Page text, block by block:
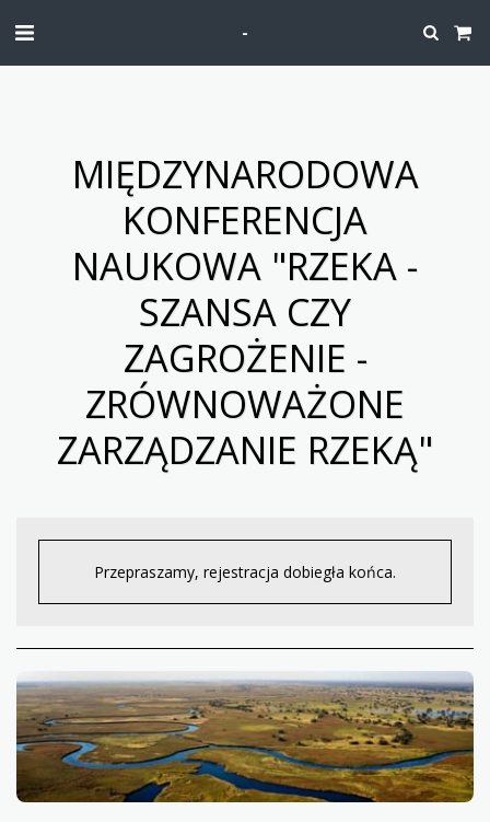
-
MIĘDZYNARODOWA
KONFERENCJA
NAUKOWA "RZEKA -
SZANSA CZY
ZAGROŻENIE -
ZRÓWNOWAŻONE
ZARZĄDZANIE RZEKĄ"
Przepraszamy, rejestracja dobiegła końca.